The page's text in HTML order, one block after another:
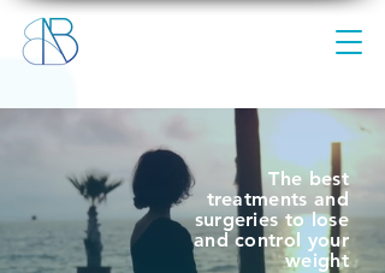
The best
treatments and
surgeries to lose
and control your
weight